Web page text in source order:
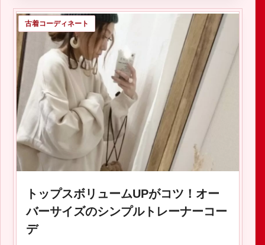
古着コーディネート
トップスボリュームUPがコツ！オー
バーサイズのシンプルトレーナーコー
デ